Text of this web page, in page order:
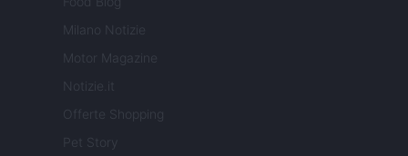
Milano Notizie
Motor Magazine
Notizie.it
Offerte Shopping
Pet Story